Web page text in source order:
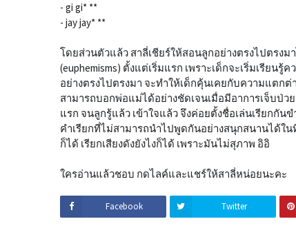
- gi gi* **
- jay jay* **
โดยส่วนตัวแล้ว สาลี่เชียร์ให้สอนลูกอย่างตรงไปตรงม
(euphemisms) ตั้งแต่เริ่มแรก เพราะเด็กจะเริ่มเรียน
อย่างตรงไปตรงมา จะทำให้เด็กคุ้นเคยกับความแตก
สามารถบอกพ่อแม่ได้อย่างชัดเจนเมื่อมีอาการเจ็บป่ว
แรก จนลูกรู้แล้ว เข้าใจแล้ว จึงค่อยตั้งชื่อเล่นเรียกกัน
คำเรียกที่ไม่สามารถนำไปพูดกันอย่างสนุกสนานได้ใ
ก็ได้ เรียกเสียงดังยังไงก็ได้ เพราะมันไม่สุภาพ อิอิ
ใครอ่านแล้วชอบ กดไลค์และแชร์ให้สาลี่หน่อยนะคะ
Facebook Twitter